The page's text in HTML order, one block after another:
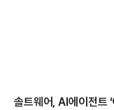
솔트웨어, AI에이전트